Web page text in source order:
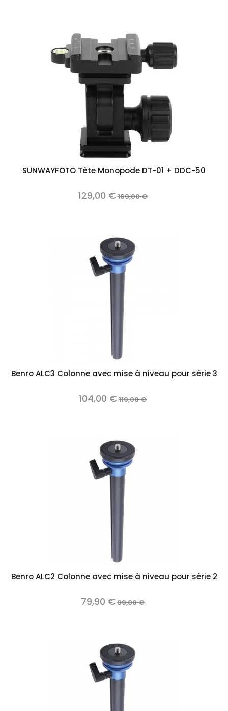
SUNWAYFOTO Tête Monopode DT-01 + DDC-50
129,00 €169,00 €
Benro ALC3 Colonne avec mise à niveau pour série 3
104,00 €119,00 €
Benro ALC2 Colonne avec mise à niveau pour série 2
79,90 €99,00 €